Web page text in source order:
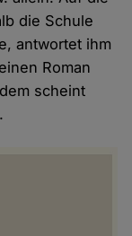
die Schule
antwortet ihm
Roman
scheint